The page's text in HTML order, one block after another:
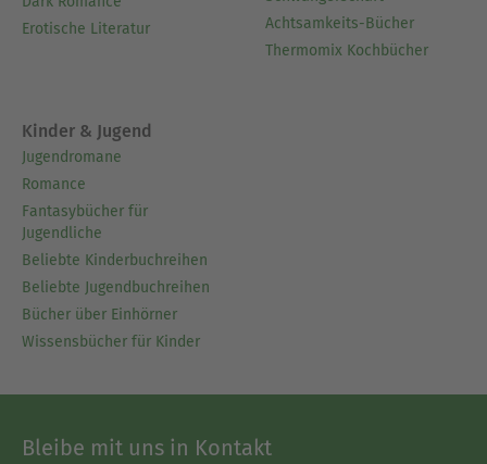
Erotische Literatur
Achtsamkeits-Bücher
Thermomix Kochbücher
Kinder & Jugend
Jugendromane
Romance
Fantasybücher für
Jugendliche
Beliebte Kinderbuchreihen
Beliebte Jugendbuchreihen
Bücher über Einhörner
Wissensbücher für Kinder
Bleibe mit uns in Kontakt